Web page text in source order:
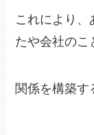
これにより、
たや会社のこ
関係を構築す